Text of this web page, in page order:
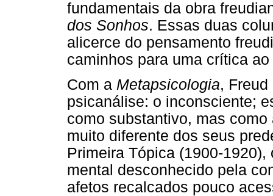
fundamentais da obra
dos Sonhos. Essas duas
alicerce do pensamento
caminhos para uma crítica
Com a Metapsicologia,
psicanálise: o inconsciente;
como substantivo, mas
muito diferente dos seus
Primeira Tópica (1900-
mental desconhecido pela
afetos recalcados pouco